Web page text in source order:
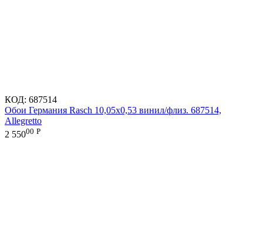
КОД: 687514
Обои Германия Rasch 10,05x0,53 винил/флиз. 687514,
Allegretto
2 55000 Р